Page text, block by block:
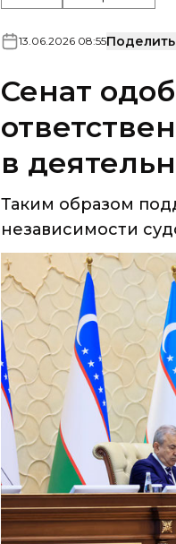
Сенат
в
Таким образом
независимости